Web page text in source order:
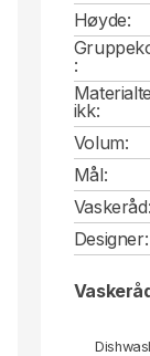
Høyde:
:
ikk:
Volum:
Mål:
Vaskeråd:
Designer: